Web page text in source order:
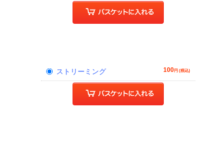
ストリーミング 100円 (税込)